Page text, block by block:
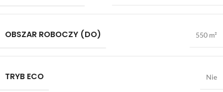
OBSZAR ROBOCZY (DO) 550 m²
TRYB ECO Nie